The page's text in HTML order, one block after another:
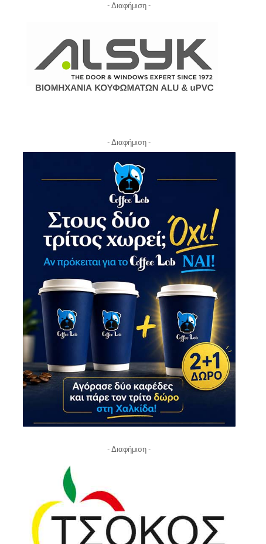
- Διαφήμιση -
- Διαφήμιση -
- Διαφήμιση -